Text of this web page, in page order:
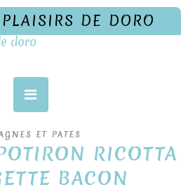
DE DORO
ET PATES
RICOTTA
BACON